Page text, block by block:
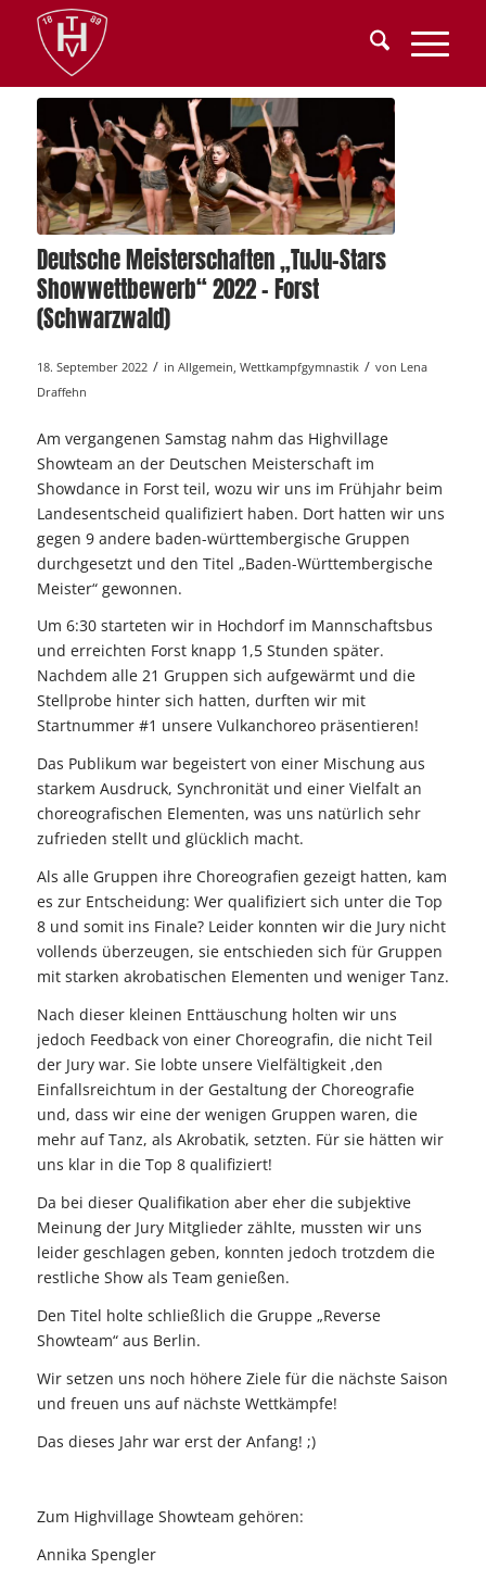
Deutsche Meisterschaften „TuJu-Stars
Showwettbewerb“ 2022 – Forst
(Schwarzwald)
18. September 2022 / in Allgemein Wettkampfgymnastik / von Lena
Draffehn
Am vergangenen Samstag nahm das Highvillage
Showteam an der Deutschen Meisterschaft im
Showdance in Forst teil, wozu wir uns im Frühjahr beim
Landesentscheid qualifiziert haben. Dort hatten wir uns
gegen 9 andere baden-württembergische Gruppen
durchgesetzt und den Titel „Baden-Württembergische
Meister“ gewonnen.
Um 6:30 starteten wir in Hochdorf im Mannschaftsbus
und erreichten Forst knapp 1,5 Stunden später.
Nachdem alle 21 Gruppen sich aufgewärmt und die
Stellprobe hinter sich hatten, durften wir mit
Startnummer #1 unsere Vulkanchoreo präsentieren!
Das Publikum war begeistert von einer Mischung aus
starkem Ausdruck, Synchronität und einer Vielfalt an
choreografischen Elementen, was uns natürlich sehr
zufrieden stellt und glücklich macht.
Als alle Gruppen ihre Choreografien gezeigt hatten, kam
es zur Entscheidung: Wer qualifiziert sich unter die Top
8 und somit ins Finale? Leider konnten wir die Jury nicht
vollends überzeugen, sie entschieden sich für Gruppen
mit starken akrobatischen Elementen und weniger Tanz.
Nach dieser kleinen Enttäuschung holten wir uns
jedoch Feedback von einer Choreografin, die nicht Teil
der Jury war. Sie lobte unsere Vielfältigkeit ,den
Einfallsreichtum in der Gestaltung der Choreografie
und, dass wir eine der wenigen Gruppen waren, die
mehr auf Tanz, als Akrobatik, setzten. Für sie hätten wir
uns klar in die Top 8 qualifiziert!
Da bei dieser Qualifikation aber eher die subjektive
Meinung der Jury Mitglieder zählte, mussten wir uns
leider geschlagen geben, konnten jedoch trotzdem die
restliche Show als Team genießen.
Den Titel holte schließlich die Gruppe „Reverse
Showteam“ aus Berlin.
Wir setzen uns noch höhere Ziele für die nächste Saison
und freuen uns auf nächste Wettkämpfe!
Das dieses Jahr war erst der Anfang! ;)
Zum Highvillage Showteam gehören:
Annika Spengler